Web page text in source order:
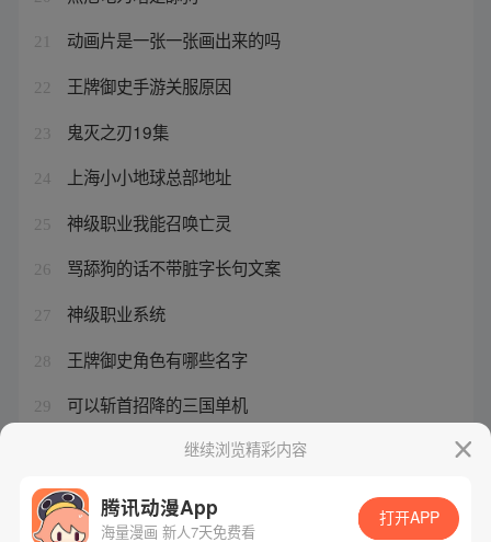
21 动画片是一张一张画出来的吗
22 王牌御史手游关服原因
23 鬼灭之刃19集
24 上海小小地球总部地址
25 神级职业我能召唤亡灵
26 骂舔狗的话不带脏字长句文案
27 神级职业系统
28 王牌御史角色有哪些名字
29 可以斩首招降的三国单机
舔狗发言什么意思继续浏览精彩内容
腾讯动漫App
海量漫画 新人7天免费看
打开APP